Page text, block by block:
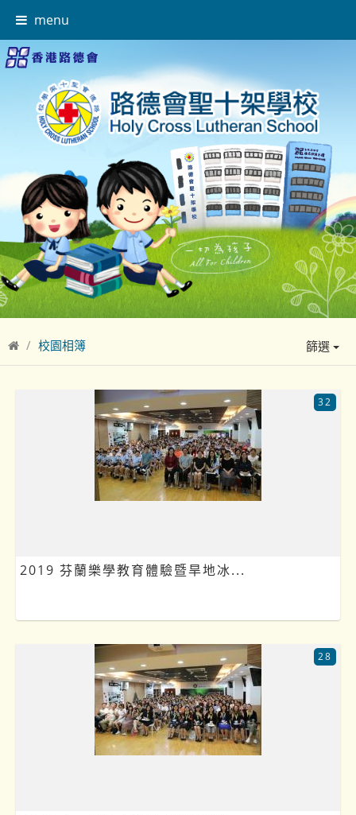
menu
校園相簿 篩選
2019 芬蘭樂學教育體驗暨旱地冰...
32
28